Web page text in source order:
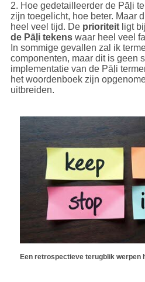
2. Hoe gedetailleerder de Pāḷi
zijn toegelicht, hoe beter. Maar
heel veel tijd. De prioriteitligt
de Pāḷi tekenswaar heel veel
In sommige gevallen zal ik
componenten, maar dit is geen
implementatie van de Pāḷi
het woordenboek zijn
uitbreiden.
Een retrospectieve terugblik werpen